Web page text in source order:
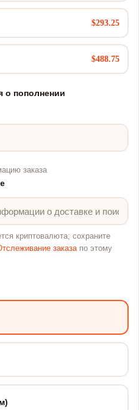
$293.25
$488.75
о пополнении
заказа
криптовалюта; сохраните
заказапо этому